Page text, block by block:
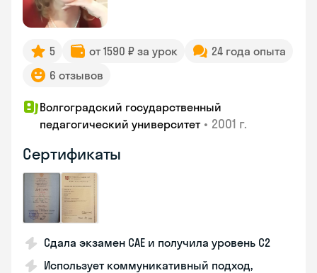
5 от 1590 ₽ за урок
24 года опыта
6 отзывов
Волгоградский государственный
педагогический университет • 2001 г.
Сертификаты
Сдала экзамен CAE и получила уровень С2
Использует коммуникативный подход,